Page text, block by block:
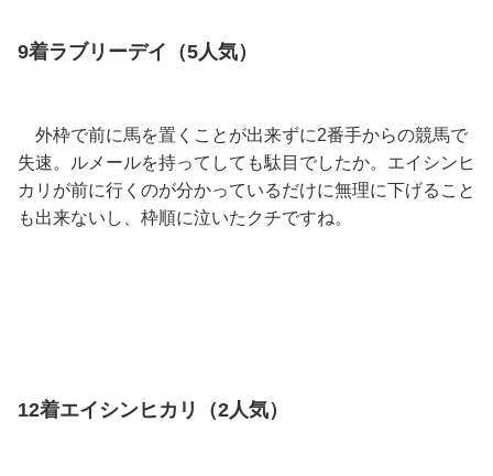
9着ラブリーデイ（5人気）
外枠で前に馬を置くことが出来ずに2番手からの競馬で
失速。ルメールを持ってしても駄目でしたか。エイシンヒ
カリが前に行くのが分かっているだけに無理に下げること
も出来ないし、枠順に泣いたクチですね。
12着エイシンヒカリ（2人気）